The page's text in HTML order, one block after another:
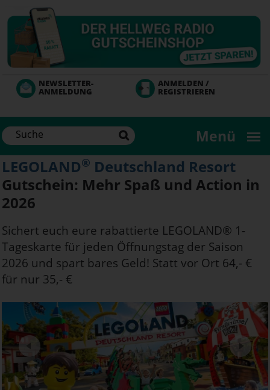
zum
Inhalt
NEWSLETTER-
ANMELDUNG
ANMELDEN /
REGISTRIEREN
Menü
LEGOLAND® Deutschland Resort
Gutschein: Mehr Spaß und Action in
2026
Sichert euch eure rabattierte LEGOLAND® 1-
Tageskarte für jeden Öffnungstag der Saison
2026 und spart bares Geld! Statt vor Ort 64,- €
für nur 35,- €
Next